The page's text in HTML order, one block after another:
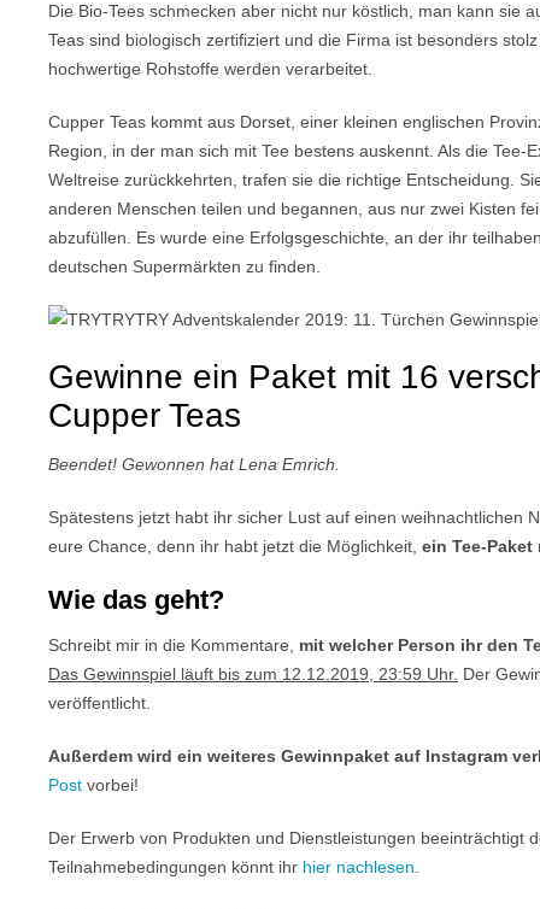
Die Bio-Tees schmecken aber nicht nur köstlich, man kann sie
Teas sind biologisch zertifiziert und die Firma ist besonders
hochwertige Rohstoffe werden verarbeitet.
Cupper Teas kommt aus Dorset, einer kleinen englischen
Region, in der man sich mit Tee bestens auskennt. Als die
Weltreise zurückkehrten, trafen sie die richtige Entscheidung.
anderen Menschen teilen und begannen, aus nur zwei Kisten
abzufüllen. Es wurde eine Erfolgsgeschichte, an der ihr
deutschen Supermärkten zu finden.
Gewinne ein Paket mit 16
Cupper Teas
Beendet! Gewonnen hat Lena Emrich.
Spätestens jetzt habt ihr sicher Lust auf einen weihnachtlichen
eure Chance, denn ihr habt jetzt die Möglichkeit, ein Tee-
Wie das geht?
Schreibt mir in die Kommentare, mit welcher Person ihr den
Das Gewinnspiel läuft bis zum 12.12.2019, 23:59 Uhr. Der
veröffentlicht.
Außerdem wird ein weiteres Gewinnpaket auf Instagram
Post vorbei!
Der Erwerb von Produkten und Dienstleistungen beeinträchtigt
Teilnahmebedingungen könnt ihr hier nachlesen.